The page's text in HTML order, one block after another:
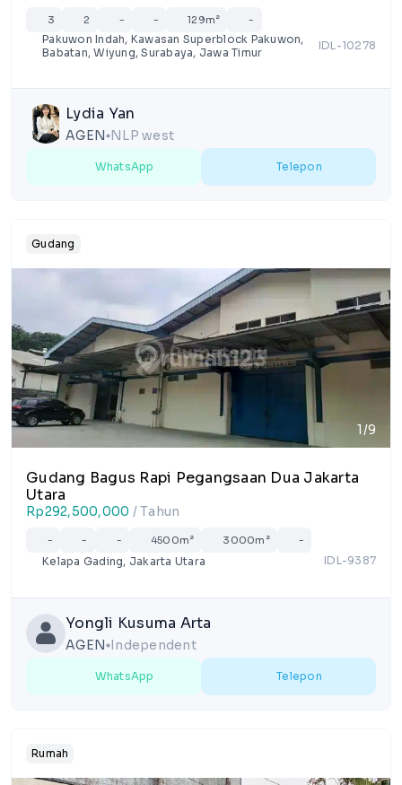
3 2 - - 129m² -
Pakuwon Indah, Kawasan Superblock Pakuwon,
Babatan, Wiyung, Surabaya, Jawa Timur
IDL-10278
Lydia Yan
AGEN lens NLP west
WhatsApp Telepon
Gudang
1/9
Gudang Bagus Rapi Pegangsaan Dua Jakarta
Utara
Rp292,500,000 / Tahun
- - - 4500m² 3000m² -
Kelapa Gading, Jakarta Utara IDL-9387
Yongli Kusuma Arta
AGEN lens Independent
WhatsApp Telepon
Rumah